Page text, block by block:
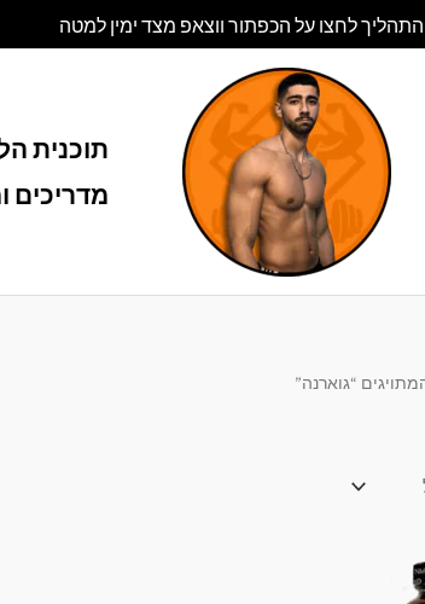
לחצו על הכפתור ווצאפ מצד ימין למטה
תוכנית
מדריכים
“גוארנה”